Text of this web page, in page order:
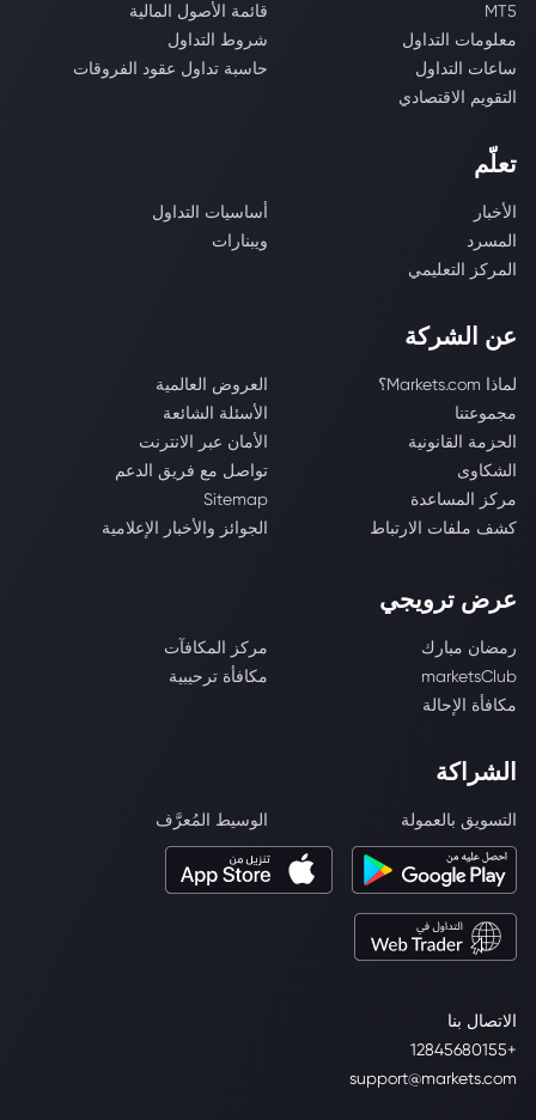
الاتصال بنا
+12845680155
support@markets.com
MT5
قائمة الأصول المالية
معلومات التداول
شروط التداول
ساعات التداول
حاسبة تداول عقود الفروقات
التقويم الاقتصادي
تعلّم
الأخبار
أساسيات التداول
المسرد
ويبنارات
المركز التعليمي
عن الشركة
لماذا Markets.com؟
العروض العالمية
مجموعتنا
الأسئلة الشائعة
الحزمة القانونية
الأمان عبر الانترنت
الشكاوى
تواصل مع فريق الدعم
مركز المساعدة
Sitemap
كشف ملفات الارتباط
الجوائز والأخبار الإعلامية
عرض ترويجي
رمضان مبارك
مركز المكافآت
marketsClub
مكافأة ترحيبية
مكافأة الإحالة
الشراكة
التسويق بالعمولة الوسيط المُعرَّف